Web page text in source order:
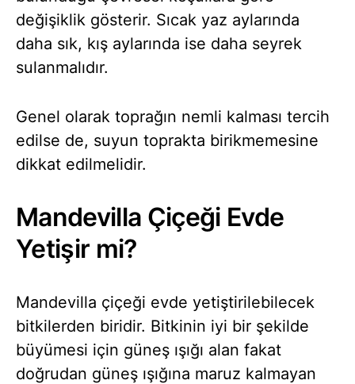
değişiklik gösterir. Sıcak yaz aylarında
daha sık, kış aylarında ise daha seyrek
sulanmalıdır.
Genel olarak toprağın nemli kalması tercih
edilse de, suyun toprakta birikmemesine
dikkat edilmelidir.
Mandevilla Çiçeği Evde
Yetişir mi?
Mandevilla çiçeği evde yetiştirilebilecek
bitkilerden biridir. Bitkinin iyi bir şekilde
büyümesi için güneş ışığı alan fakat
doğrudan güneş ışığına maruz kalmayan